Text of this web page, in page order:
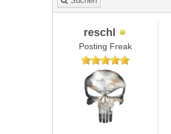
reschl
Posting Freak